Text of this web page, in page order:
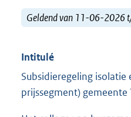
Geldend van 11-06-
Intitulé
Subsidieregeling
prijssegment) gemeente